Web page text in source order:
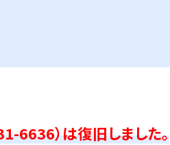
6636）は復旧しました。